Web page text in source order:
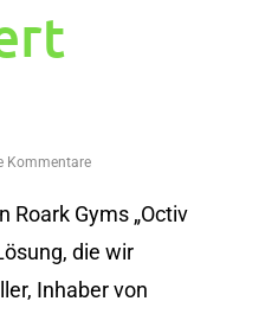
Kommentare
Roark Gyms „Octiv
die wir
Inhaber von